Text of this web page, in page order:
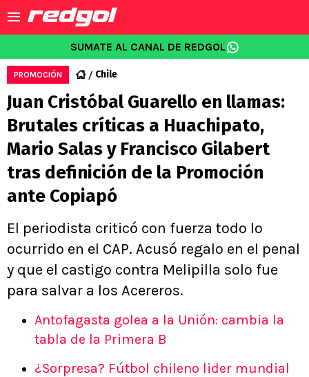
SUMATE AL CANAL DE REDGOL
PROMOCIÓN Chile
Juan Cristóbal Guarello en llamas:
Brutales críticas a Huachipato,
Mario Salas y Francisco Gilabert
tras definición de la Promoción
ante Copiapó
El periodista criticó con fuerza todo lo
ocurrido en el CAP. Acusó regalo en el penal
y que el castigo contra Melipilla solo fue
para salvar a los Acereros.
Antofagasta golea a la Unión: cambia la
tabla de la Primera B
¿Sorpresa? Fútbol chileno lider mundial